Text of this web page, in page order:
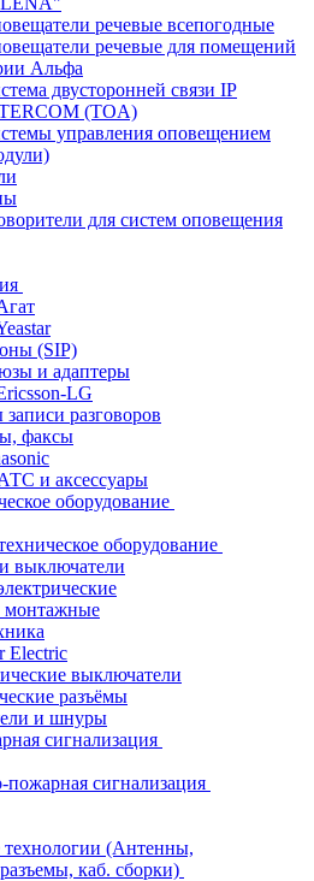
речевые всепогодные
речевые для помещений
Альфа
двусторонней связи IP
(TOA)
управления оповещением
для систем оповещения
(SIP)
и адаптеры
LG
разговоров
факсы
и аксессуары
оборудование
оборудование
выключатели
монтажные
Electric
выключатели
разъёмы
и шнуры
сигнализация
сигнализация
технологии (Антенны,
каб. сборки)